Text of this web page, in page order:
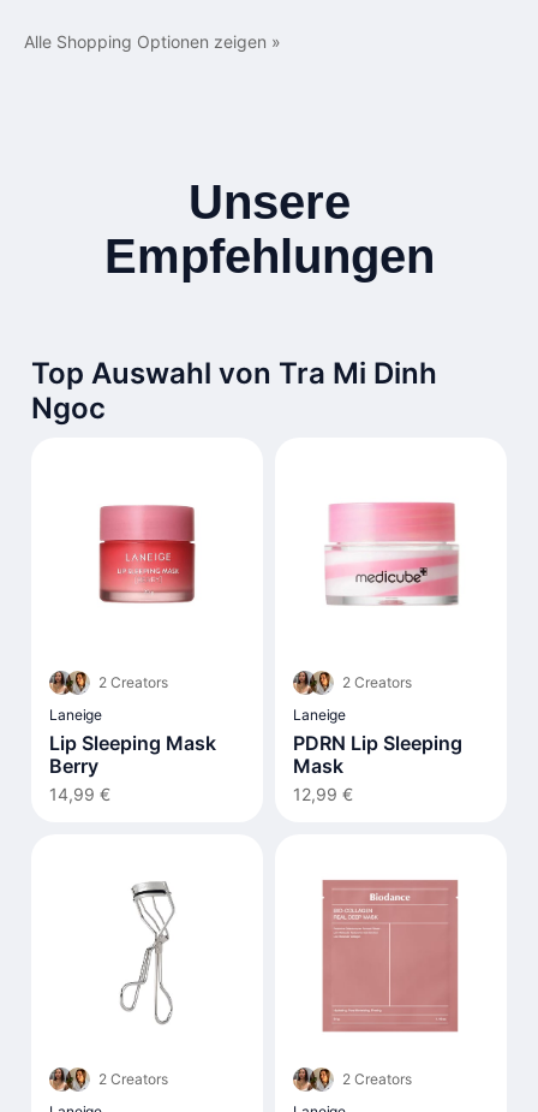
Alle Shopping Optionen zeigen »
Unsere
Empfehlungen
Top Auswahl von Tra Mi Dinh
Ngoc
2 Creators
Laneige
Lip Sleeping Mask
Berry
14,99 €
2 Creators
Laneige
PDRN Lip Sleeping
Mask
12,99 €
2 Creators
2 Creators